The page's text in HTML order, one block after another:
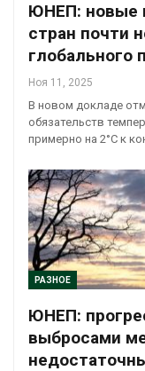
ЮНЕП: новые
стран почти
глобального
Ноя 11, 2025
В новом докладе
обязательств
примерно на 2°C к
РАЗНОЕ
ЮНЕП:
выбросами